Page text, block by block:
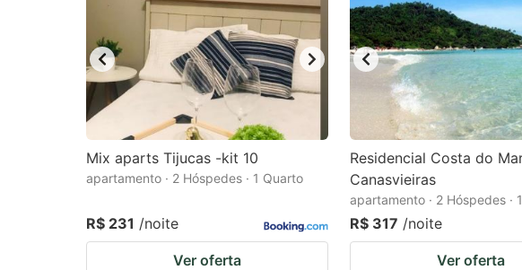
Mix aparts Tijucas -kit 10
apartamento · 2 Hóspedes · 1 Quarto
R$ 231 /noite
Ver oferta
Residencial Costa do
Canasvieiras
apartamento · 2 Hóspedes ·
R$ 317 /noite
Ver oferta